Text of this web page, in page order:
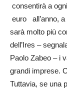
consentirà a
euro all’anno,
sarà molto più
dell’Ires –
Paolo Zabeo – i
grandi imprese.
Tuttavia, se una